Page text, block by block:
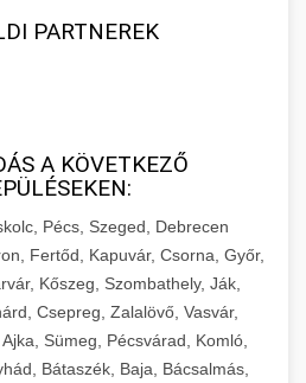
PARTNEREK
A KÖVETKEZŐ
Pécs, Szeged, Debrecen
Fertőd, Kapuvár, Csorna, Győr,
Kőszeg, Szombathely, Ják,
Csepreg, Zalalövő, Vasvár,
Sümeg, Pécsvárad, Komló,
Bátaszék, Baja, Bácsalmás,